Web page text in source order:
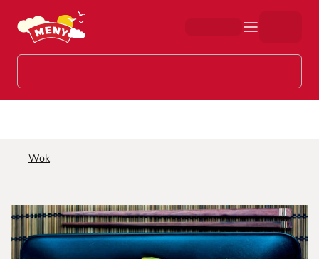
Hopp til hovedinnhold
Wok